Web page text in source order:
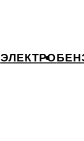
ЭЛЕКТРО